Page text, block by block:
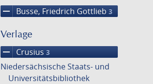
remove Busse, Friedrich Gottlieb 3
Verlage
remove Crusius 3
Niedersächsische Staats- und
Universitätsbibliothek